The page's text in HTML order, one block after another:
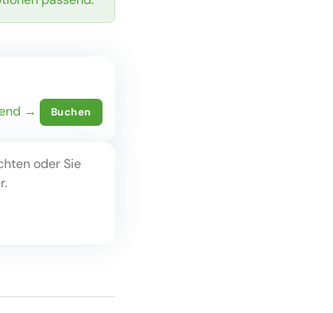
→ Buchen
oder Sie